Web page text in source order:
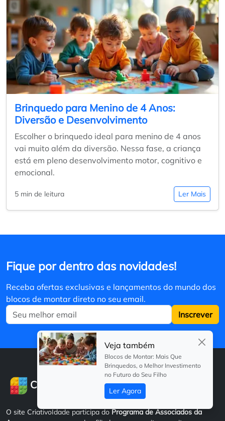
Veja também
Blocos de Montar: Mais Que
Brinquedos, o Melhor Investimento
no Futuro do Seu Filho
Ler Agora
Brinquedo para Menino de 4 Anos:
Diversão e Desenvolvimento
Escolher o brinquedo ideal para menino de 4 anos
vai muito além da diversão. Nessa fase, a criança
está em pleno desenvolvimento motor, cognitivo e
emocional.
5 min de leitura Ler Mais
Fique por dentro das novidades!
Receba ofertas exclusivas e lançamentos do mundo dos
blocos de montar direto no seu email.
Inscrever
Criativo
O site CriativoIdade participa do Programa de Associados da